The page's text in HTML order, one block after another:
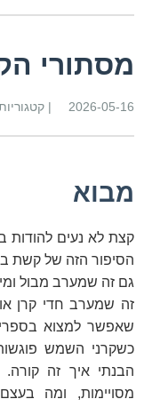
מסתורי
2026-05-16
|
מבוא
קצת לא נעים להודות
הסיפור הזה של קשת
גם זה שמערב מבול
זה שמערב חדי קרן
שאפשר למצוא בספרי
כשקרני השמש
הבנתי איך זה קורה.
מסויימות, ומה